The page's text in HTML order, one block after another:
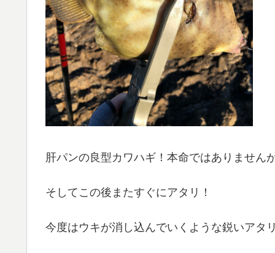
肝パンの良型カワハギ！本命ではありません
そしてこの後またすぐにアタリ！
今度はウキが消し込んでいくような鋭いアタリ